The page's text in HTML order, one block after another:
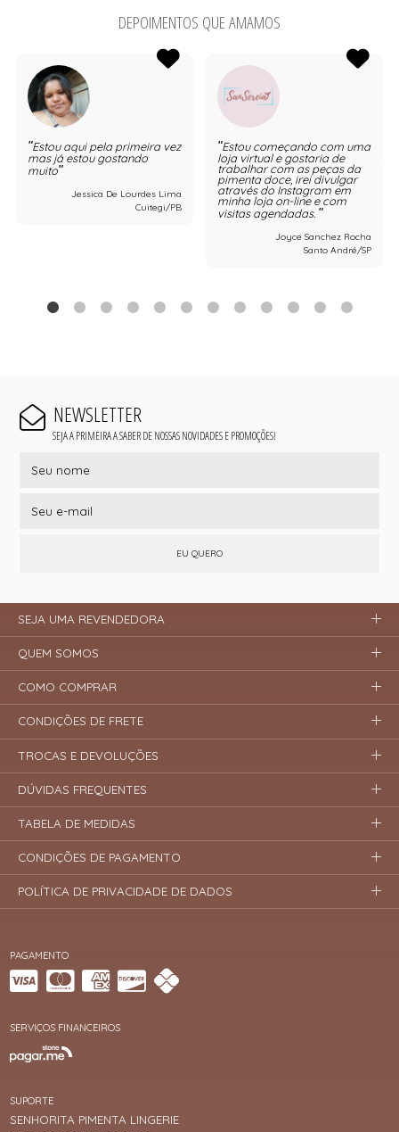
DEPOIMENTOS QUE AMAMOS
Estou aqui pela primeira vez
mas já estou gostando
muito
Jessica De Lourdes Lima
Cuitegi/PB
Estou começando com uma
loja virtual e gostaria de
trabalhar com as peças da
pimenta doce, irei divulgar
através do Instagram em
minha loja on-line e com
visitas agendadas.
Joyce Sanchez Rocha
Santo André/SP
NEWSLETTER
SEJA A PRIMEIRA A SABER DE NOSSAS NOVIDADES E PROMOÇÕES!
EU QUERO
PAGAMENTO
SERVIÇOS FINANCEIROS
SUPORTE
SENHORITA PIMENTA LINGERIE
SEJA UMA REVENDEDORA
QUEM SOMOS
COMO COMPRAR
CONDIÇÕES DE FRETE
TROCAS E DEVOLUÇÕES
DÚVIDAS FREQUENTES
TABELA DE MEDIDAS
CONDIÇÕES DE PAGAMENTO
POLÍTICA DE PRIVACIDADE DE DADOS